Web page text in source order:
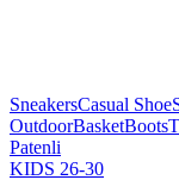
SneakersCasual Shoe
OutdoorBasketBoots
Patenli
KIDS 26-30